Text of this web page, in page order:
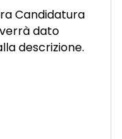
Candidatura
dato
descrizione.